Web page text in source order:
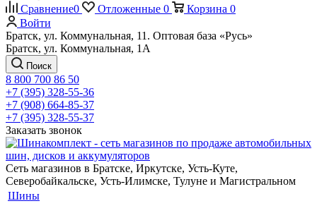
Сравнение0 Отложенные 0 Корзина 0
Войти
Братск, ул. Коммунальная, 11. Оптовая база «Русь»
Братск, ул. Коммунальная, 1А
Поиск
8 800 700 86 50
+7 (395) 328-55-36
+7 (908) 664-85-37
+7 (395) 328-55-37
Заказать звонок
Сеть магазинов в Братске, Иркутске, Усть-Куте,
Северобайкальске, Усть-Илимске, Тулуне и Магистральном
Шины